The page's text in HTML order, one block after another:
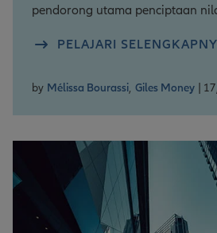
pendorong utama penciptaan
PELAJARI
by Mélissa Bourassi, Giles Money |